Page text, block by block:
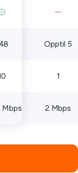
Opptil 5
1
Mbps 2 Mbps